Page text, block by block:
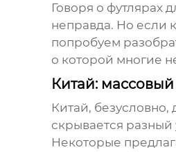
Говоря о футлярах
неправда. Но если
попробуем
о которой многие
Китай:
Китай,
скрывается
Некоторые